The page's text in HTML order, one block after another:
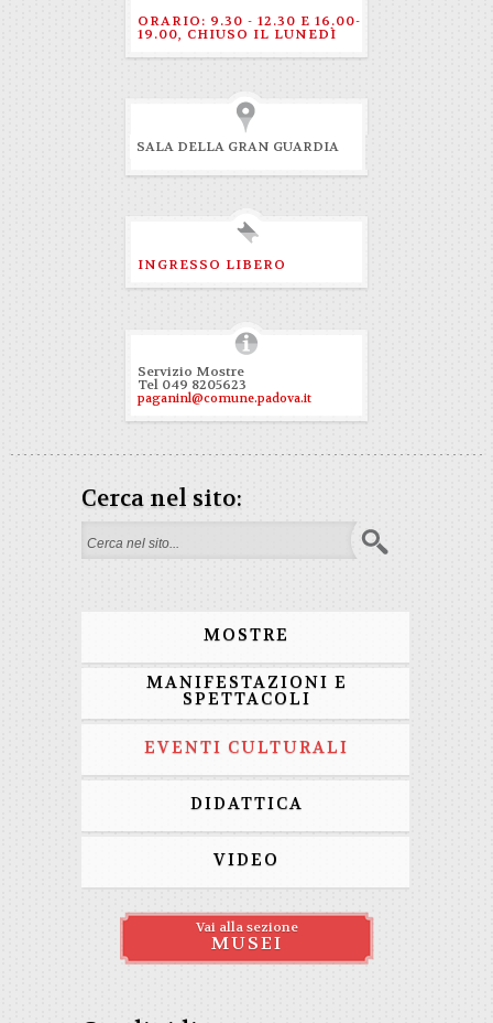
ORARIO: 9.30 - 12.30 E 16.00-
19.00, CHIUSO IL LUNEDÌ
SALA DELLA GRAN GUARDIA
INGRESSO LIBERO
Servizio Mostre
Tel 049 8205623
paganinl@comune.padova.it
Cerca nel sito:
Form di ricerca
MOSTRE
MANIFESTAZIONI E
SPETTACOLI
EVENTI CULTURALI
DIDATTICA
VIDEO
Vai alla sezione
MUSEI